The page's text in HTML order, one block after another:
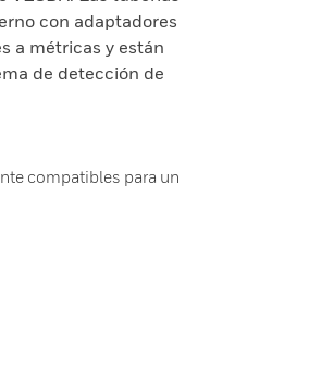
con adaptadores
a métricas y están
de detección de
compatibles para un